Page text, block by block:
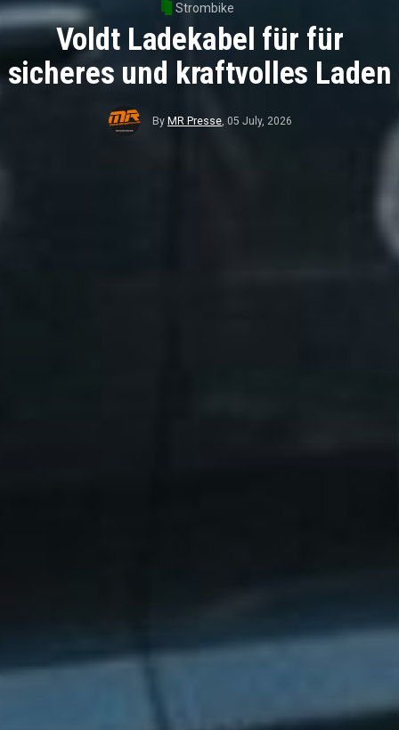
Strombike
Voldt Ladekabel für für
sicheres und kraftvolles Laden
By MR Presse, 05 July, 2026